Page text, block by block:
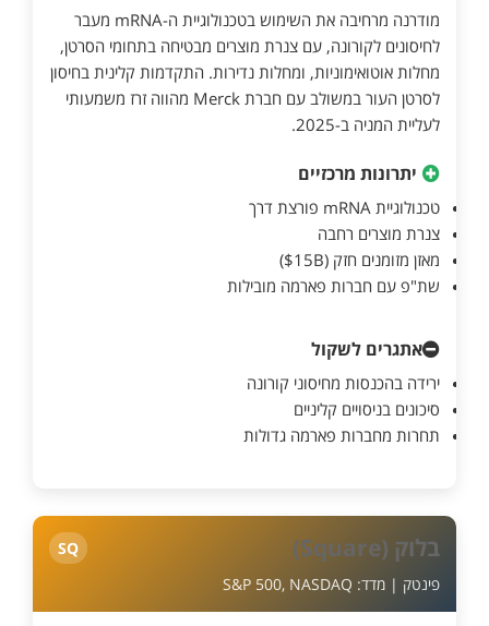
מודרנה מרחיבה את השימוש בטכנולוגיית ה-mRNA מעבר
לחיסונים לקורונה, עם צנרת מוצרים מבטיחה בתחומי הסרטן,
מחלות אוטואימוניות, ומחלות נדירות. התקדמות קלינית בחיסון
לסרטן העור במשולב עם חברת Merck מהווה זרז משמעותי
לעליית המניה ב-2025.
יתרונות מרכזיים
טכנולוגיית mRNA פורצת דרך
צנרת מוצרים רחבה
מאזן מזומנים חזק ($15B)
שת"פ עם חברות פארמה מובילות
אתגרים לשקול
ירידה בהכנסות מחיסוני קורונה
סיכונים בניסויים קליניים
תחרות מחברות פארמה גדולות
בלוק (Square)
SQ
פינטק | מדד: S&P 500, NASDAQ